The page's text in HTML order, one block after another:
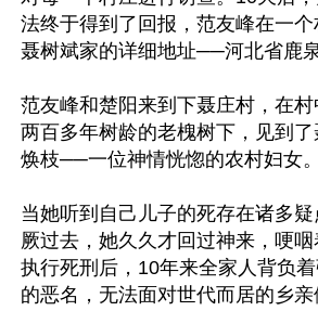
法终于得到了回报，范友峰在一个
聂树斌家的详细地址──河北省鹿
范友峰和楚阳来到下聂庄村，在
两百多年树龄的老槐树下，见到
焕枝──一位神情恍惚的农村妇女。
当她听到自己儿子的死存在诸多
厥过去，她久久才回过神来，哽
执行死刑后，10年来全家人背负
的恶名，无法面对世代而居的乡亲